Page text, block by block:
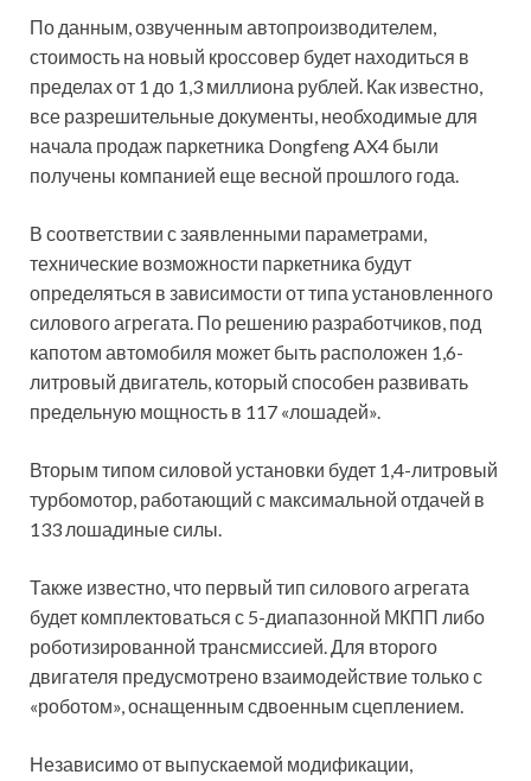
По данным, озвученным автопроизводителем,
стоимость на новый кроссовер будет находиться в
пределах от 1 до 1,3 миллиона рублей. Как известно,
все разрешительные документы, необходимые для
начала продаж паркетника Dongfeng AX4 были
получены компанией еще весной прошлого года.
В соответствии с заявленными параметрами,
технические возможности паркетника будут
определяться в зависимости от типа установленного
силового агрегата. По решению разработчиков, под
капотом автомобиля может быть расположен 1,6-
литровый двигатель, который способен развивать
предельную мощность в 117 «лошадей».
Вторым типом силовой установки будет 1,4-литровый
турбомотор, работающий с максимальной отдачей в
133 лошадиные силы.
Также известно, что первый тип силового агрегата
будет комплектоваться с 5-диапазонной МКПП либо
роботизированной трансмиссией. Для второго
двигателя предусмотрено взаимодействие только с
«роботом», оснащенным сдвоенным сцеплением.
Независимо от выпускаемой модификации,